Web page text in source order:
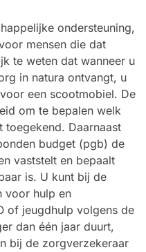
ondersteuning,
mensen die dat
te weten dat wanneer u
in natura ontvangt, u
een scootmobiel. De
om te bepalen welk
Daarnaast
budget (pgb) de
vaststelt en bepaalt
is. U kunt bij de
voor hulp en
of jeugdhulp volgens de
dan één jaar duurt,
bij de zorgverzekeraar